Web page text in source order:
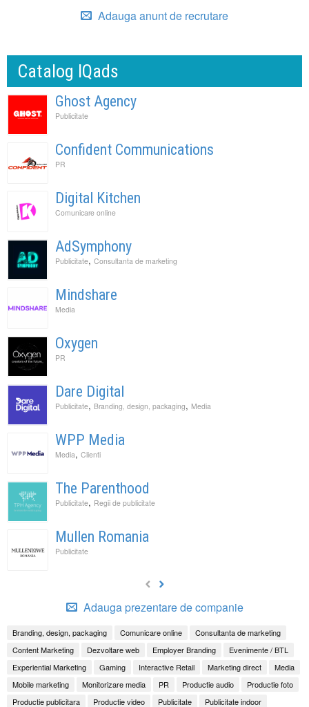
Adauga anunt de recrutare
Catalog IQads
Ghost Agency
Publicitate
Confident Communications
PR
Digital Kitchen
Comunicare online
AdSymphony
Publicitate, Consultanta de marketing
Mindshare
Media
Oxygen
PR
Dare Digital
Publicitate, Branding, design, packaging, Media
WPP Media
Media, Clienti
The Parenthood
Publicitate, Regii de publicitate
Mullen Romania
Publicitate
Adauga prezentare de companie
Branding, design, packaging Comunicare online
Consultanta de marketing
Content Marketing
Dezvoltare web Employer Branding
Evenimente / BTL
Experiential Marketing
Gaming Interactive Retail Marketing direct
Media
Mobile marketing
Monitorizare media PR Productie audio
Productie foto
Productie publicitara
Productie video Publicitate Publicitate indoor